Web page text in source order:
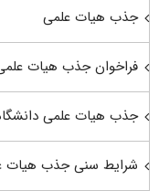
جذب هیات علمی
فراخوان جذب هیات علمی
جذب هیات علمی
شرایط سنی جذب هیات